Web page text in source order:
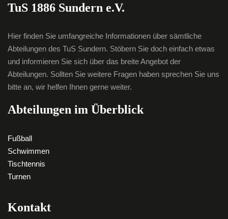
TuS 1886 Sundern e.V.
Hier finden Sie umfangreiche Informationen über sämtliche
Abteilungen des TuS Sundern. Stöbern Sie doch einfach etwas
und informieren Sie sich über das breite Angebot der
Abteilungen. Sollten Sie weitere Fragen haben sprechen Sie uns
bitte an, wir helfen Ihnen gerne weiter.
Abteilungen im Überblick
Fußball
Schwimmen
Tischtennis
Turnen
Kontakt